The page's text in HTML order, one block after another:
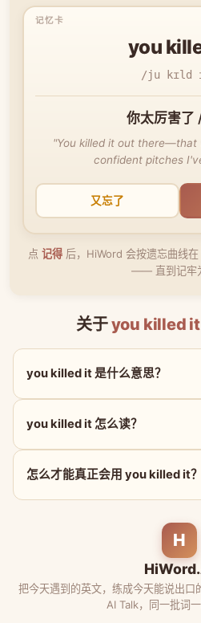
you
/ju kɪld
你太厉害了
"You killed it out there—that
confident pitches
又忘了
点 记得后，HiWord 会按遗忘曲线在
—— 直到记牢
关于you killed it
you killed it 是什么意思？
you killed it 怎么读？
怎么才能真正会用 you killed it？
H
把今天遇到的英文，练成今天能说出
AI Talk，同一批词一